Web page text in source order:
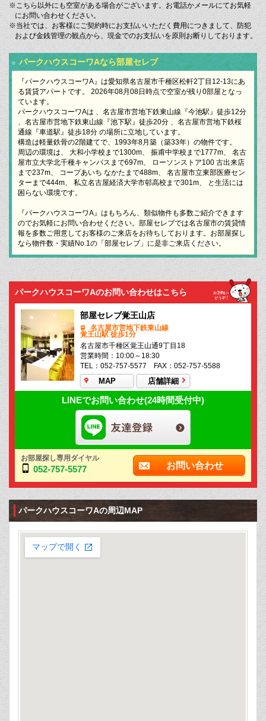
※こちら以外にも空室がある場合がございます。お電話かメールにてお気軽
にお問い合わせください。
※当社では、お客様にご契約時にお支払いいただく費用につきまして、防犯
および金銭管理の観点から、現金でのお支払いを原則お断りしております。
パークハウスコーワAなら部屋セレブ
『パークハウスコーワA』は愛知県名古屋市千種区松軒2丁目12-13にあ
る賃貸アパートです。 2026年08月08日時点で空室が残り0部屋となっ
ています。
パークハウスコーワAは 、名古屋市営地下鉄東山線『今池駅』徒歩12分
、名古屋市営地下鉄東山線『池下駅』徒歩20分 、名古屋市営地下鉄桜
通線『車道駅』徒歩18分 の場所に立地しています。
構造は軽量鉄骨の2階建てで、1993年8月築（築33年）の物件です。
周辺の環境は、 大和小学校まで1300m、 振甫中学校まで1777m、 名古
屋市立大学北千種キャンパスまで697m、 ローソンストア100 古出来店
まで237m、 コープあいち なかたまで488m、 名古屋市立東部医療セン
ターまで444m、 私立名古屋経済大学市邨高校まで301m、 と生活には
困らない環境です。
『パークハウスコーワA』はもちろん、類似物件も多数ご紹介できます
のでお気軽にお問い合わせください。部屋セレブでは名古屋市の賃貸情
報を多数ご用意してお客様のご来店をお待ちしております。お部屋探し
なら物件数・実績No.1の「部屋セレブ」に是非ご来店ください。
パークハウスコーワAのお問い合わせはこちら
部屋セレブ覚王山店
名古屋市営地下鉄東山線
覚王山駅 徒歩1分
名古屋市千種区覚王山通9丁目18
営業時間：10:00～18:30
TEL：052-757-5577 FAX：052-757-5588
MAP 店舗詳細
LINEでお問い合わせ(24時間受付中)
お部屋探し専用ダイヤル
052-757-5577 お問い合わせ
パークハウスコーワAの周辺MAP